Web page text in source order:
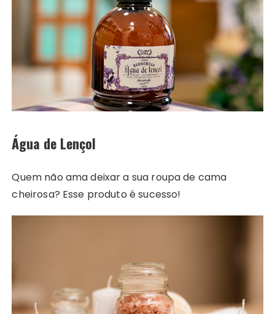
Água de Lençol
Quem não ama deixar a sua roupa de cama
cheirosa? Esse produto é sucesso!